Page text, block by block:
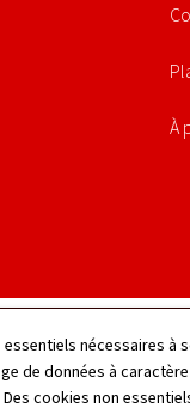
nécessaires à
de données à
cookies non
À